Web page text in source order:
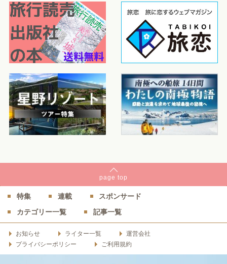
page top
特集 連載
スポンサード
カテゴリー一覧
記事一覧
お知らせ ライター一覧
運営会社
プライバシーポリシー
ご利用規約